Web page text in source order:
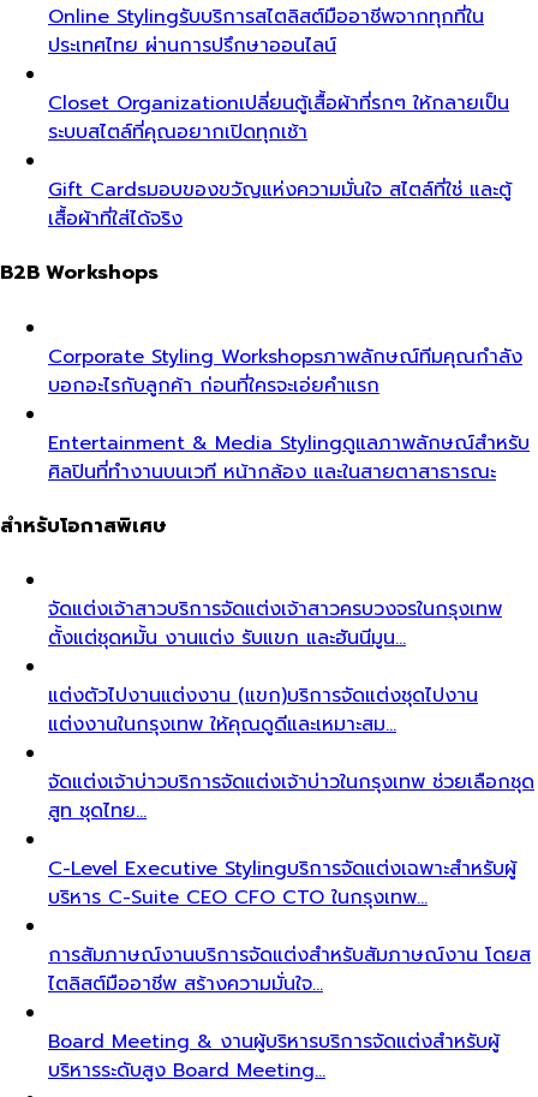
Online Stylingรับบริการสไตลิสต์มืออาชีพจากทุกที่ใน
ประเทศไทย ผ่านการปรึกษาออนไลน์
Closet Organizationเปลี่ยนตู้เสื้อผ้าที่รกๆ ให้กลายเป็น
ระบบสไตล์ที่คุณอยากเปิดทุกเช้า
Gift Cardsมอบของขวัญแห่งความมั่นใจ สไตล์ที่ใช่ และตู้
เสื้อผ้าที่ใส่ได้จริง
B2B Workshops
Corporate Styling Workshopsภาพลักษณ์ทีมคุณกำลัง
บอกอะไรกับลูกค้า ก่อนที่ใครจะเอ่ยคำแรก
Entertainment & Media Stylingดูแลภาพลักษณ์สำหรับ
ศิลปินที่ทำงานบนเวที หน้ากล้อง และในสายตาสาธารณะ
สำหรับโอกาสพิเศษ
จัดแต่งเจ้าสาวบริการจัดแต่งเจ้าสาวครบวงจรในกรุงเทพ
ตั้งแต่ชุดหมั้น งานแต่ง รับแขก และฮันนีมูน…
แต่งตัวไปงานแต่งงาน (แขก)บริการจัดแต่งชุดไปงาน
แต่งงานในกรุงเทพ ให้คุณดูดีและเหมาะสม…
จัดแต่งเจ้าบ่าวบริการจัดแต่งเจ้าบ่าวในกรุงเทพ ช่วยเลือกชุด
สูท ชุดไทย…
C-Level Executive Stylingบริการจัดแต่งเฉพาะสำหรับผู้
บริหาร C-Suite CEO CFO CTO ในกรุงเทพ…
การสัมภาษณ์งานบริการจัดแต่งสำหรับสัมภาษณ์งาน โดยส
ไตลิสต์มืออาชีพ สร้างความมั่นใจ…
Board Meeting & งานผู้บริหารบริการจัดแต่งสำหรับผู้
บริหารระดับสูง Board Meeting…